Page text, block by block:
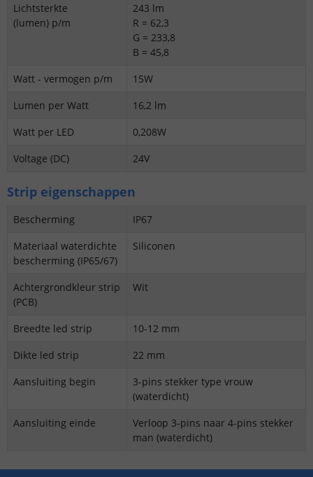
Lichtsterkte
(lumen) p/m
243 lm
R = 62,3
G = 233,8
B = 45,8
Watt - vermogen p/m
15W
Lumen per Watt
16,2 lm
Watt per LED
0,208W
Voltage (DC)
24V
Strip eigenschappen
Bescherming
IP67
Materiaal waterdichte
bescherming (IP65/67)
Siliconen
Achtergrondkleur strip
(PCB)
Wit
Breedte led strip
10-12 mm
Dikte led strip
22 mm
Aansluiting begin
3-pins stekker type vrouw
(waterdicht)
Aansluiting einde
Verloop 3-pins naar 4-pins stekker
man (waterdicht)